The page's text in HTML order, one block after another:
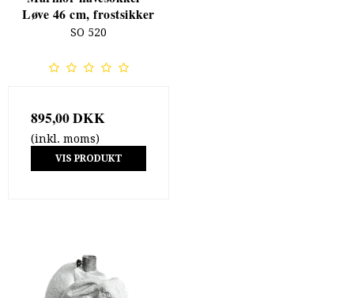
Løve 46 cm, frostsikker
SO 520
895,00 DKK
(inkl. moms)
VIS PRODUKT